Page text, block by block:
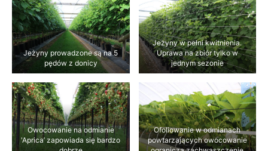
Jeżyny prowadzone są na 5
pędów z donicy
Jeżyny w pełni kwitnienia.
Uprawa na zbiór tylko w
jednym sezonie
Owocowanie na odmianie
'Aprica’ zapowiada się bardzo
Ofoliowanie w odmianach
powtarzających owocowanie